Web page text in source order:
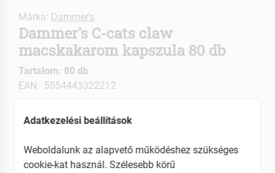
Márka: Dammer's
Dammer's C-cats claw
macskakarom kapszula 80 db
Tartalom: 80 db
EAN: 5554443322212
Adatkezelési beállítások
Weboldalunk az alapvető működéshez szükséges
cookie-kat használ. Szélesebb körű